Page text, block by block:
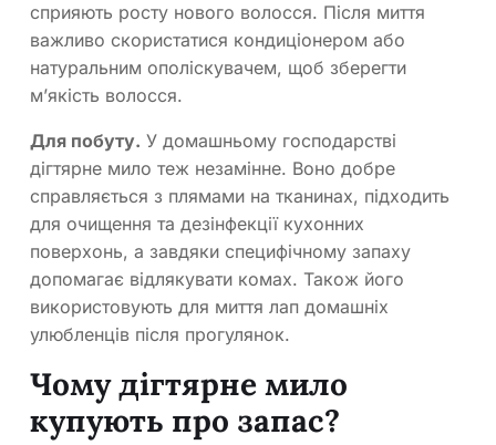
сприяють росту нового волосся. Після миття
важливо скористатися кондиціонером або
натуральним ополіскувачем, щоб зберегти
м’якість волосся.
Для побуту. У домашньому господарстві
дігтярне мило теж незамінне. Воно добре
справляється з плямами на тканинах, підходить
для очищення та дезінфекції кухонних
поверхонь, а завдяки специфічному запаху
допомагає відлякувати комах. Також його
використовують для миття лап домашніх
улюбленців після прогулянок.
Чому дігтярне мило
купують про запас?